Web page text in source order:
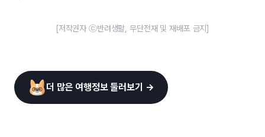
[저작권자 ⓒ반려생활, 무단전재 및 재배포 금지]
더 많은 여행정보 둘러보기 →